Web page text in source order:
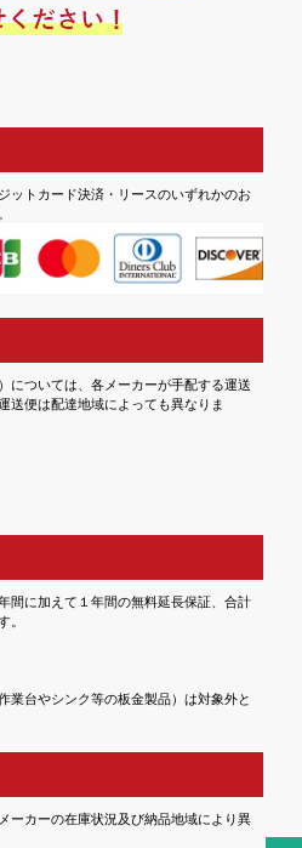
ットカード決済・リースのいずれかのお
については、各メーカーが手配する運送
送便は配達地域によっても異なりま
間に加えて１年間の無料延長保証、合計
。
業台やシンク等の板金製品）は対象外と
ーカーの在庫状況及び納品地域により異